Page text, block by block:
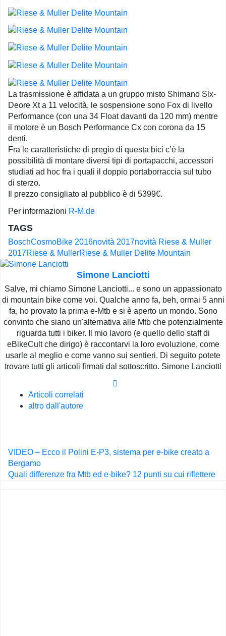
La trasmissione è affidata a un gruppo misto Shimano Slx-
Deore Xt a 11 velocità, le sospensione sono Fox di livello
Performance (con una 34 Float davanti da 120 mm) mentre
il motore è un Bosch Performance Cx con corona da 15
denti.
Fra le caratteristiche di pregio di questa bici c’è la
possibilità di montare diversi tipi di portapacchi, accessori
studiati ad hoc fra i quali il doppio portaborraccia sul tubo
di sterzo.
Il prezzo consigliato al pubblico è di 5399€.
Per informazioni R-M.de
TAGS
BoschCosmoBike 2016novità 2017novità Riese & Muller
2017Riese & MullerRiese & Muller Delite Mountain
Simone Lanciotti
Salve, mi chiamo Simone Lanciotti... e sono un appassionato
di mountain bike come voi. Qualche anno fa, beh, ormai 5 anni
fa, ho provato la prima e-Mtb e si è aperto un mondo. Sono
convinto che siano un'alternativa alle Mtb che potenzialmente
riguarda tutti i biker. Il mio lavoro (e quello dello staff di
eBikeCult che dirigo) è raccontarvi la loro evoluzione, come
usarle al meglio e come vanno sui sentieri. Di seguito potete
trovare tutti gli articoli firmati dal sottoscritto. Simone Lanciotti
Articoli correlati
altro dall'autore
Navigazione
articoli
VIDEO – Ecco il Polini E-P3, sistema per e-bike creato a
Bergamo
Quali differenze fra Mtb ed e-bike? 12 punti su cui riflettere